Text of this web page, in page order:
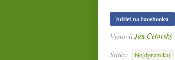
Sdílet na Facebooku
VystavilJan Čeřovský
Štítky:
bio(dynamika)